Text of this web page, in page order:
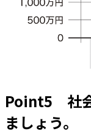
Point5 社会
ましょう。